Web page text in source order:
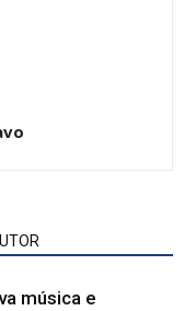
música e